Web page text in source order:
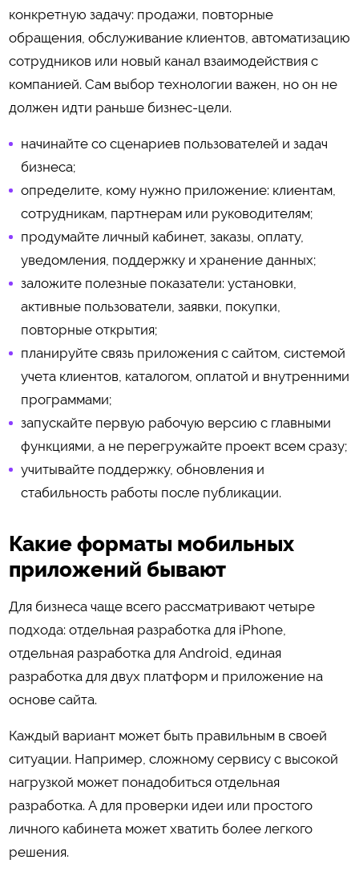
конкретную задачу: продажи, повторные
обращения, обслуживание клиентов, автоматизацию
сотрудников или новый канал взаимодействия с
компанией. Сам выбор технологии важен, но он не
должен идти раньше бизнес-цели.
начинайте со сценариев пользователей и задач
бизнеса;
определите, кому нужно приложение: клиентам,
сотрудникам, партнерам или руководителям;
продумайте личный кабинет, заказы, оплату,
уведомления, поддержку и хранение данных;
заложите полезные показатели: установки,
активные пользователи, заявки, покупки,
повторные открытия;
планируйте связь приложения с сайтом, системой
учета клиентов, каталогом, оплатой и внутренними
программами;
запускайте первую рабочую версию с главными
функциями, а не перегружайте проект всем сразу;
учитывайте поддержку, обновления и
стабильность работы после публикации.
Какие форматы мобильных
приложений бывают
Для бизнеса чаще всего рассматривают четыре
подхода: отдельная разработка для iPhone,
отдельная разработка для Android, единая
разработка для двух платформ и приложение на
основе сайта.
Каждый вариант может быть правильным в своей
ситуации. Например, сложному сервису с высокой
нагрузкой может понадобиться отдельная
разработка. А для проверки идеи или простого
личного кабинета может хватить более легкого
решения.